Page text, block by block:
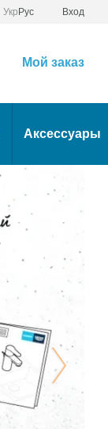
Укр Рус Вход
Мой заказ
Аксессуары